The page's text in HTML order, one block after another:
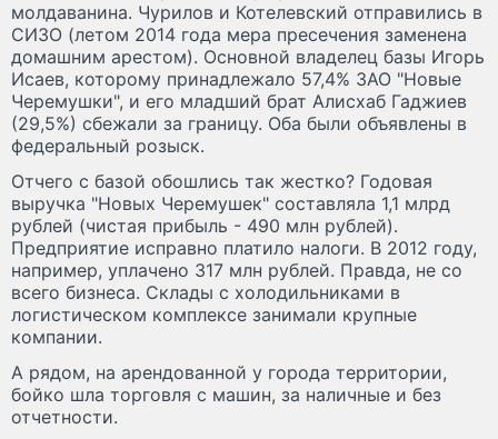
молдаванина. Чурилов и Котелевский отправились в
СИЗО (летом 2014 года мера пресечения заменена
домашним арестом). Основной владелец базы Игорь
Исаев, которому принадлежало 57,4% ЗАО "Новые
Черемушки", и его младший брат Алисхаб Гаджиев
(29,5%) сбежали за границу. Оба были объявлены в
федеральный розыск.
Отчего с базой обошлись так жестко? Годовая
выручка "Новых Черемушек" составляла 1,1 млрд
рублей (чистая прибыль - 490 млн рублей).
Предприятие исправно платило налоги. В 2012 году,
например, уплачено 317 млн рублей. Правда, не со
всего бизнеса. Склады с холодильниками в
логистическом комплексе занимали крупные
компании.
А рядом, на арендованной у города территории,
бойко шла торговля с машин, за наличные и без
отчетности.